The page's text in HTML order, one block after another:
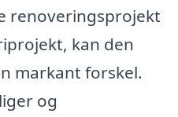
renoveringsprojekt
kan den
markant forskel.
og